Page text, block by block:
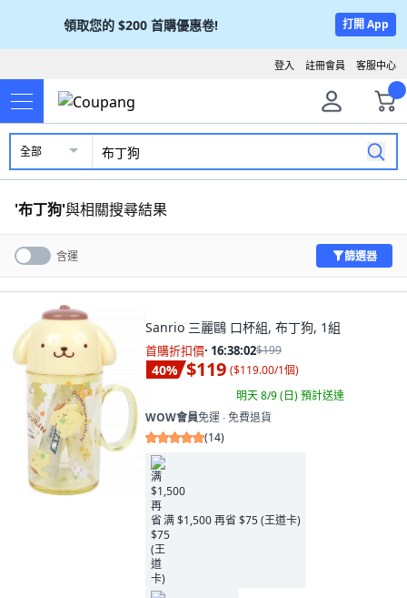
領取您的 $200 首購優惠卷! 打開 App
客服中心
註冊會員
登入
全部
'布丁狗'與相關搜尋結果
含運 篩選器
Sanrio 三麗鷗 口杯組, 布丁狗, 1組
首購折扣價· 16:38:00$199
40% $119 ($119.00/1個)
明天 8/9 (日)預計送達
WOW會員免運 ∙ 免費退貨
(14)
满 $1,500 再省 $75 (王道卡)